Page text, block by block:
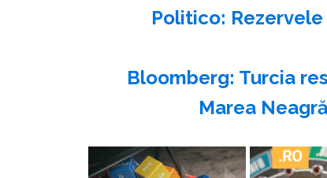
Politico: Rezervele
Bloomberg: Turcia
Marea